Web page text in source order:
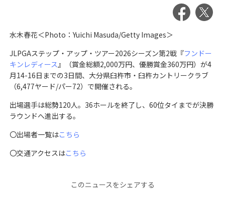
水木春花＜Photo：Yuichi Masuda/Getty Images＞
JLPGAステップ・アップ・ツアー2026シーズン第2戦『フンドー
キンレディース』（賞金総額2,000万円、優勝賞金360万円）が4
月14-16日までの3日間、大分県臼杵市・臼杵カントリークラブ
（6,477ヤード/パー72）で開催される。
出場選手は総勢120人。36ホールを終了し、60位タイまでが決勝
ラウンドへ進出する。
〇出場者一覧はこちら
〇交通アクセスはこちら
このニュースをシェアする